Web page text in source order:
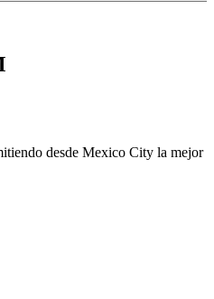
desde Mexico City la mejor